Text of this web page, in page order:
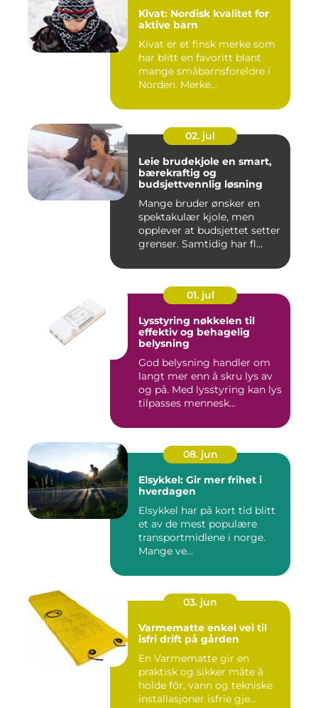
Kivat: Nordisk kvalitet for
aktive barn
Kivat er et finsk merke som
har blitt en favoritt blant
mange småbarnsforeldre i
Norden. Merke...
02. jul
Leie brudekjole en smart,
bærekraftig og
budsjettvennlig løsning
Mange bruder ønsker en
spektakulær kjole, men
opplever at budsjettet setter
grenser. Samtidig har fl...
01. jul
Lysstyring nøkkelen til
effektiv og behagelig
belysning
God belysning handler om
langt mer enn å skru lys av
og på. Med lysstyring kan lys
tilpasses mennesk...
08. jun
Elsykkel: Gir mer frihet i
hverdagen
Elsykkel har på kort tid blitt
et av de mest populære
transportmidlene i norge.
Mange ve...
03. jun
Varmematte enkel vei til
isfri drift på gården
En Varmematte gir en
praktisk og sikker måte å
holde fôr, vann og tekniske
installasjoner isfrie gje...